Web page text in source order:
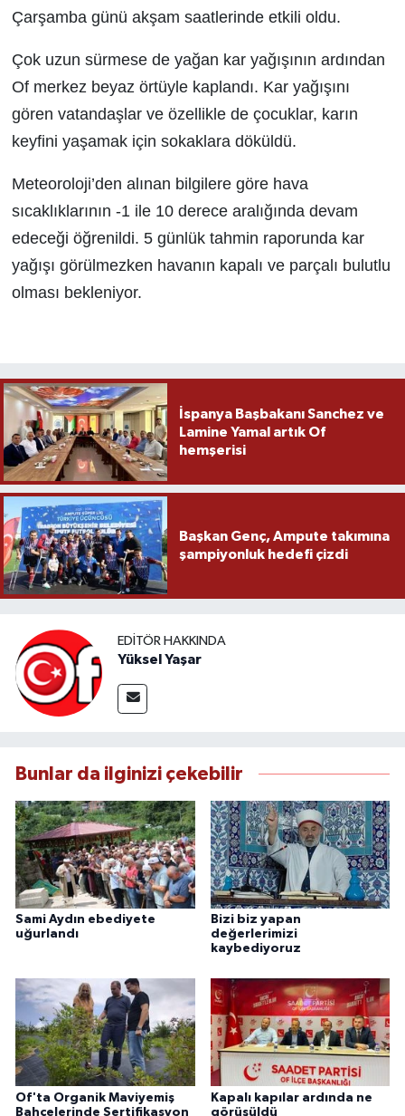
Çarşamba günü akşam saatlerinde etkili oldu.
Çok uzun sürmese de yağan kar yağışının ardından
Of merkez beyaz örtüyle kaplandı. Kar yağışını
gören vatandaşlar ve özellikle de çocuklar, karın
keyfini yaşamak için sokaklara döküldü.
Meteoroloji’den alınan bilgilere göre hava
sıcaklıklarının -1 ile 10 derece aralığında devam
edeceği öğrenildi. 5 günlük tahmin raporunda kar
yağışı görülmezken havanın kapalı ve parçalı bulutlu
olması bekleniyor.
İspanya Başbakanı Sanchez ve
Lamine Yamal artık Of
hemşerisi
Başkan Genç, Ampute takımına
şampiyonluk hedefi çizdi
EDITÖR HAKKINDA
Yüksel Yaşar
Bunlar da ilginizi çekebilir
Sami Aydın ebediyete
uğurlandı
Bizi biz yapan
değerlerimizi
kaybediyoruz
Of'ta Organik Maviyemiş
Bahçelerinde Sertifikasyon
Kapalı kapılar ardında ne
görüşüldü